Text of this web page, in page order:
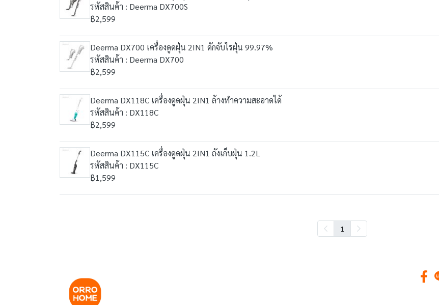
รหัสสินค้า : Deerma DX700S
฿2,599
Deerma DX700 เครื่องดูดฝุ่น 2IN1 ดักจับไรฝุ่น 99.97%
รหัสสินค้า : Deerma DX700
฿2,599
Deerma DX118C เครื่องดูดฝุ่น 2IN1 ล้างทำความสะอาดได้
รหัสสินค้า : DX118C
฿2,599
Deerma DX115C เครื่องดูดฝุ่น 2IN1 ถังเก็บฝุ่น 1.2L
รหัสสินค้า : DX115C
฿1,599
1